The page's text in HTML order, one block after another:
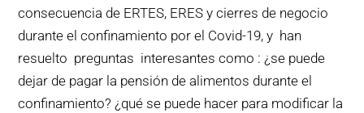
consecuencia de ERTES, ERES y cierres de negocio
durante el confinamiento por el Covid-19, y han
resuelto preguntas interesantes como : ¿se puede
dejar de pagar la pensión de alimentos durante el
confinamiento? ¿qué se puede hacer para modificar la